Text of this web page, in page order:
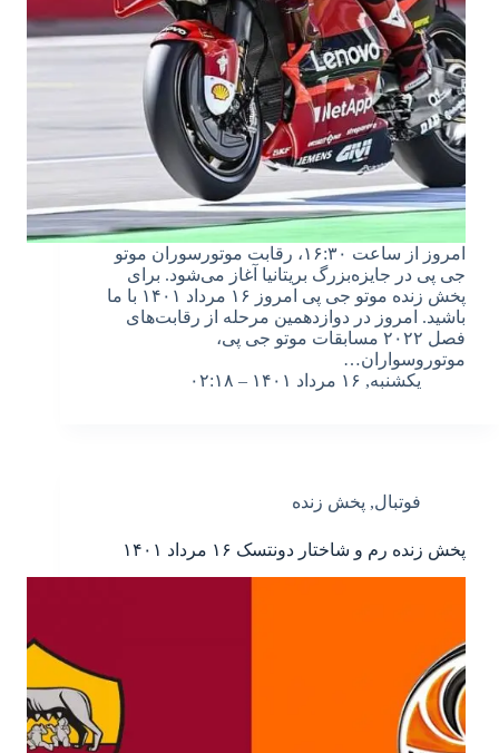
امروز از ساعت ۱۶:۳۰، رقابت موتورسوران موتو
جی پی در جایزه‌بزرگ بریتانیا آغاز می‌شود. برای
پخش زنده موتو جی پی امروز ۱۶ مرداد ۱۴۰۱ با ما
باشید. امروز در دوازدهمین مرحله از رقابت‌های
فصل ۲۰۲۲ مسابقات موتو جی پی،
موتوروسواران…
یکشنبه, ۱۶ مرداد ۱۴۰۱ – ۰۲:۱۸
فوتبال, پخش زنده
پخش زنده رم و شاختار دونتسک ۱۶ مرداد ۱۴۰۱